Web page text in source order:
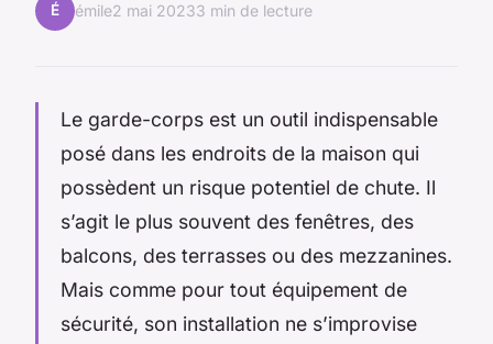
É émile2 mai 20233 min de lecture
Le garde-corps est un outil indispensable
posé dans les endroits de la maison qui
possèdent un risque potentiel de chute. Il
s’agit le plus souvent des fenêtres, des
balcons, des terrasses ou des mezzanines.
Mais comme pour tout équipement de
sécurité, son installation ne s’improvise